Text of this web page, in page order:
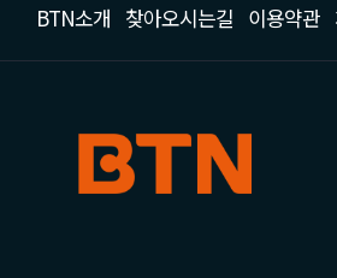
BTN소개 찾아오시는길 이용약관